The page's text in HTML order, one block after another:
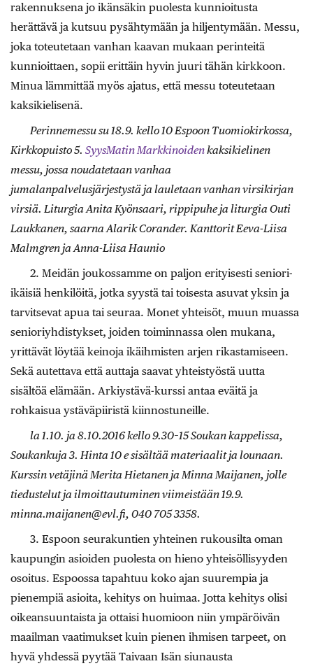
rakennuksena jo ikänsäkin puolesta kunnioitusta
herättävä ja kutsuu pysähtymään ja hiljentymään. Messu,
joka toteutetaan vanhan kaavan mukaan perinteitä
kunnioittaen, sopii erittäin hyvin juuri tähän kirkkoon.
Minua lämmittää myös ajatus, että messu toteutetaan
kaksikielisenä.
Perinnemessu su 18.9. kello 10 Espoon Tuomiokirkossa,
Kirkkopuisto 5. SyysMatin Markkinoidenkaksikielinen
messu, jossa noudatetaan vanhaa
jumalanpalvelusjärjestystä ja lauletaan vanhan virsikirjan
virsiä. Liturgia Anita Kyönsaari, rippipuhe ja liturgia Outi
Laukkanen, saarna Alarik Corander. Kanttorit Eeva-Liisa
Malmgren ja Anna-Liisa Haunio
2. Meidän joukossamme on paljon erityisesti seniori-
ikäisiä henkilöitä, jotka syystä tai toisesta asuvat yksin ja
tarvitsevat apua tai seuraa. Monet yhteisöt, muun muassa
senioriyhdistykset, joiden toiminnassa olen mukana,
yrittävät löytää keinoja ikäihmisten arjen rikastamiseen.
Sekä autettava että auttaja saavat yhteistyöstä uutta
sisältöä elämään. Arkiystävä-kurssi antaa eväitä ja
rohkaisua ystäväpiiristä kiinnostuneille.
la 1.10. ja 8.10.2016 kello 9.30–15 Soukan kappelissa,
Soukankuja 3. Hinta 10 e sisältää materiaalit ja lounaan.
Kurssin vetäjinä Merita Hietanen ja Minna Maijanen, jolle
tiedustelut ja ilmoittautuminen viimeistään 19.9.
minna.maijanen@evl.fi, 040 705 3358.
3. Espoon seurakuntien yhteinen rukousilta oman
kaupungin asioiden puolesta on hieno yhteisöllisyyden
osoitus. Espoossa tapahtuu koko ajan suurempia ja
pienempiä asioita, kehitys on huimaa. Jotta kehitys olisi
oikeansuuntaista ja ottaisi huomioon niin ympäröivän
maailman vaatimukset kuin pienen ihmisen tarpeet, on
hyvä yhdessä pyytää Taivaan Isän siunausta